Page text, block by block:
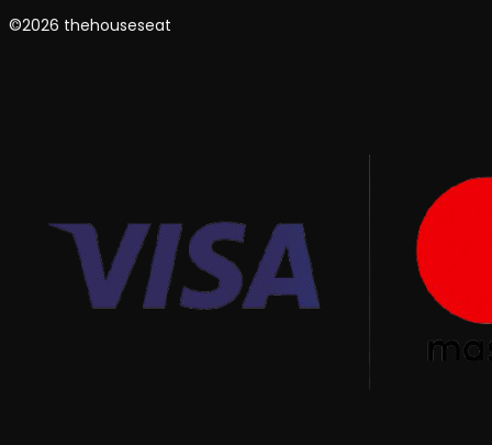
©2026 thehouseseat